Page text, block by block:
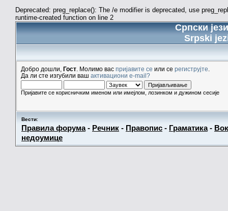
Deprecated: preg_replace(): The /e modifier is deprecated, use
runtime-created function on line 2
Српски
Srpski
Добро дошли, Гост . Молимо вас пријавите се или се региструјте
Да ли сте изгубили ваш активациони e-mail?
Пријавите се корисничким именом или имејлом, лозинком и дужином сесије
Вести:
Правила форума- Речник - Правопис - Граматика-
недоумице